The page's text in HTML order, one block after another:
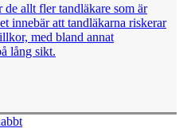
allt fler tandläkare som är
innebär att tandläkarna riskerar
med bland annat
lång sikt.